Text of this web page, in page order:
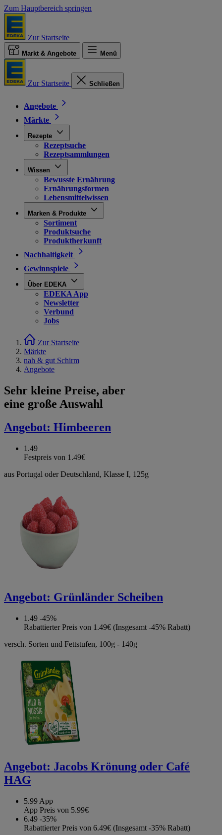
Zum Hauptbereich springen
Zur Startseite
Markt & Angebote Menü
Zur Startseite Schließen
Angebote
Märkte
Rezepte
Rezeptsuche
Rezeptsammlungen
Wissen
Bewusste Ernährung
Ernährungsformen
Lebensmittelwissen
Marken & Produkte
Sortiment
Produktsuche
Produktherkunft
Nachhaltigkeit
Gewinnspiele
Über EDEKA
EDEKA App
Newsletter
Verbund
Jobs
Zur Startseite
Märkte
nah & gut Schirm
Angebote
Sehr kleine Preise, aber
eine große Auswahl
Angebot: Himbeeren
1.49
Festpreis von 1.49€
aus Portugal oder Deutschland, Klasse I, 125g
Angebot: Grünländer Scheiben
1.49 -45%
Rabattierter Preis von 1.49€ (Insgesamt -45% Rabatt)
versch. Sorten und Fettstufen, 100g - 140g
Angebot: Jacobs Krönung oder Café
HAG
5.99 App
App Preis von 5.99€
6.49 -35%
Rabattierter Preis von 6.49€ (Insgesamt -35% Rabatt)